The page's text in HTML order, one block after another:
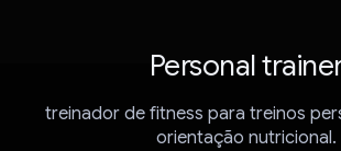
Personal
treinador de fitness para treinos
orientação nutricional.